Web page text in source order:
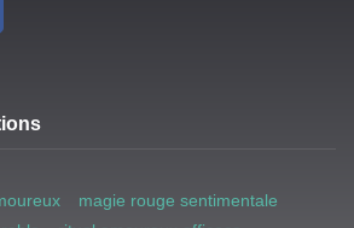
magie rouge sentimentale